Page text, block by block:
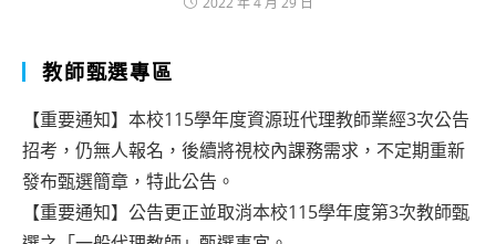
教師甄選專區
【重要通知】本校115學年度資源班代理教師業經3次公告
招考，仍無人報名，後續將視校內課務需求，不定期重新
發布甄選簡章，特此公告。
【重要通知】公告更正並取消本校115學年度第3次教師甄